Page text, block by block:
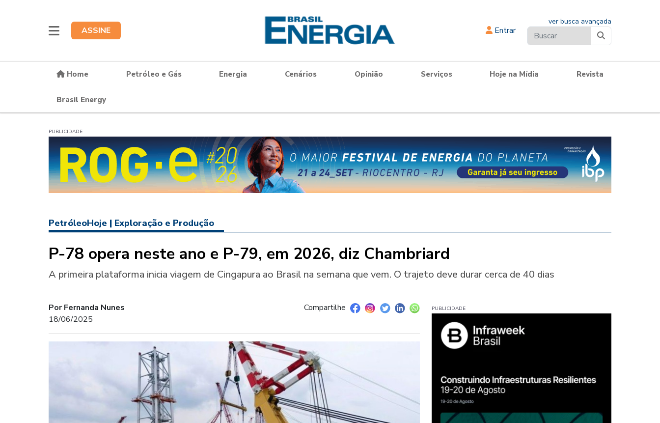
ASSINE Entrar
ver busca avançada
Home Petróleo e Gás Energia Cenários Opinião Serviços Hoje na Mídia Revista
Brasil Energy
PUBLICIDADE
PetróleoHoje | Exploração e Produção
P-78 opera neste ano e P-79, em 2026, diz Chambriard
A primeira plataforma inicia viagem de Cingapura ao Brasil na semana que vem. O trajeto deve durar cerca de 40 dias
Por Fernanda Nunes
18/06/2025
Compartilhe PUBLICIDADE